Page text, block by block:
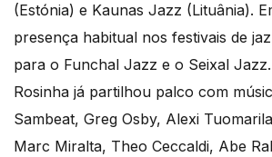
(Estónia) e Kaunas Jazz (Lituânia).
presença habitual nos festivais de
para o Funchal Jazz e o Seixal Jazz.
Rosinha já partilhou palco com
Sambeat, Greg Osby, Alexi
Marc Miralta, Theo Ceccaldi, Abe